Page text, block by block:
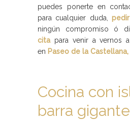
puedes ponerte en
para cualquier duda,
ningún compromiso ó
citapara venir a vernos a
en Paseo de la
Cocina con
barra gigante